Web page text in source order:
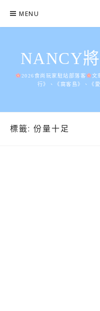
content
MENU
NANCY
2026食尚玩家駐站部落客
文
行》、《窩客島》、《
標籤: 份量十足